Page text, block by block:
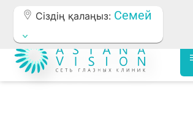
Сіздің қалаңыз: Семей